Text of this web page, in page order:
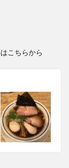
こちらから